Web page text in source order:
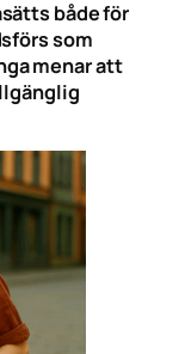
både för
som
menar att